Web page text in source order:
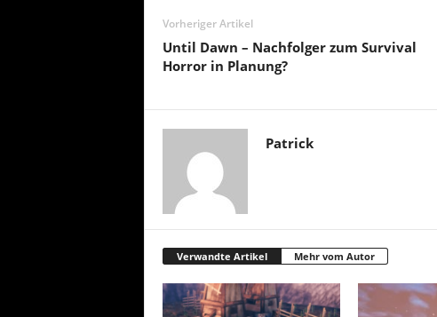
Vorheriger Artikel
Until Dawn – Nachfolger zum Survival
Horror in Planung?
Patrick
Verwandte Artikel Mehr vom Autor